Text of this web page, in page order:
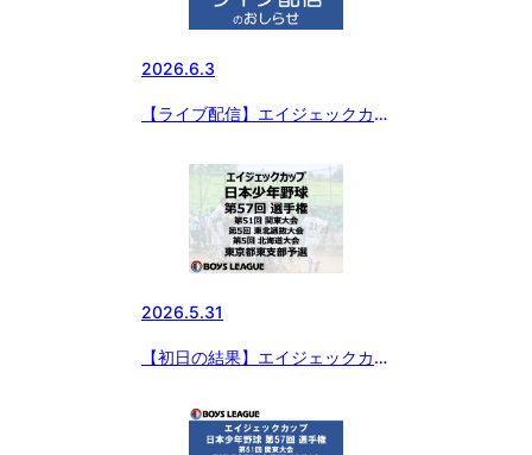
2026.6.3
【ライブ配信】エイジェックカッ
権・第51回 関東大会・第5回 東
北選抜大会・第5回 北海道大会
東京都東支部予選
2026.5.31
【初日の結果】エイジェックカッ
権・第51回 関東大会・第5回 東
北選抜大会・第5回 北海道大会